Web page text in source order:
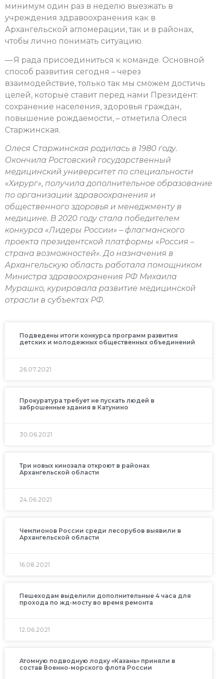
минимум один раз в неделю выезжать в
учреждения здравоохранения как в
Архангельской агломерации, так и в районах,
чтобы лично понимать ситуацию.
— Я рада присоединиться к команде. Основной
способ развития сегодня – через
взаимодействие, только так мы сможем достичь
целей, которые ставит перед нами Президент:
сохранение населения, здоровья граждан,
повышение рождаемости, – отметила Олеся
Старжинская.
Олеся Старжинская родилась в 1980 году.
Окончила Ростовский государственный
медицинский университет по специальности
«Хирург», получила дополнительное образование
по организации здравоохранения и
общественного здоровья и менеджменту в
медицине. В 2020 году стала победителем
конкурса «Лидеры России» – флагманского
проекта президентской платформы «Россия –
страна возможностей». До назначения в
Архангельскую область работала помощником
Министра здравоохранения РФ Михаила
Мурашко, курировала развитие медицинской
отрасли в субъектах РФ.
Подведены итоги конкурса программ развития
детских и молодежных общественных объединений
26.07.2021
Прокуратура требует не пускать людей в
заброшенные здания в Катунино
30.06.2021
Три новых кинозала откроют в районах
Архангельской области
24.06.2021
Чемпионов России среди лесорубов выявили в
Архангельской области
16.08.2021
Пешеходам выделили дополнительные 4 часа для
прохода по жд-мосту во время ремонта
12.06.2021
Атомную подводную лодку «Казань» приняли в
состав Военно-морского флота России